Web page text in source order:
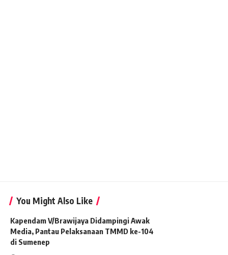
You Might Also Like
Kapendam V/Brawijaya Didampingi Awak
Media, Pantau Pelaksanaan TMMD ke-104
di Sumenep